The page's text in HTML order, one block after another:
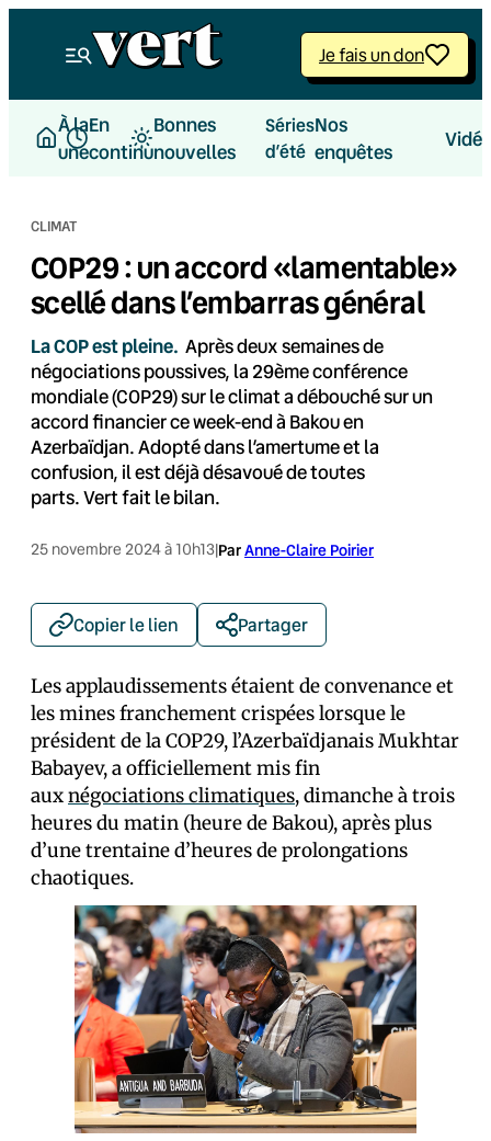
Je fais un don
À la
une
En
continu
Bonnes
nouvelles
Séries
d’été
Nos
enquêtes
CLIMAT
COP29 : un accord «lamentable»
scellé dans l’embarras général
La COP est pleine. Après deux semaines de
négociations poussives, la 29ème conférence
mondiale (COP29) sur le climat a débouché sur un
accord financier ce week-end à Bakou en
Azerbaïdjan. Adopté dans l’amertume et la
confusion, il est déjà désavoué de toutes
parts. Vert fait le bilan.
25 novembre 2024 à 10h13|ParAnne-Claire Poirier
Copier le lien Partager
Les applaudissements étaient de convenance et
les mines franchement crispées lorsque le
président de la COP29, l’Azerbaïdjanais Mukhtar
Babayev, a officiellement mis fin
auxnégociations climatiques, dimanche à trois
heures du matin (heure de Bakou), après plus
d’une trentaine d’heures de prolongations
chaotiques.